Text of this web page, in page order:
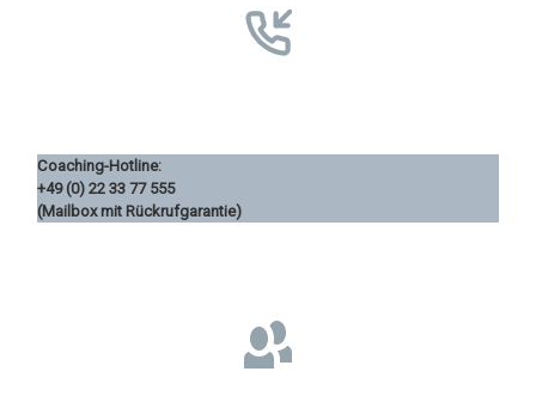
Coaching-Hotline:
+49 (0) 22 33 77 555
(Mailbox mit Rückrufgarantie)